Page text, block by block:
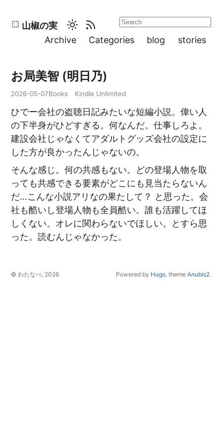
山椒の実
Archive
Categories blog stories
お局美智 (明日乃)
2026-05-07Books Kindle Unlimited
ひでー会社の盗聴日記みたいな短編小説。偉い人
の下半身がひどすぎる。何なんだ。仕事しろよ。
建設会社じゃなくてアダルトグッズ会社の設定に
した方が良かったんじゃないの。
そんな感じ。何の共感もない。どの登場人物を取
っても共感できる要素がどこにも見当たらないん
だ…こんな小説アリなの果たして？ と思った。会
社も酷いし登場人物も全員酷い。誰も活躍してほ
しくない。オレに関わらないでほしい。とすら思
った。読むんじゃなかった。
© わたなべ, 2026 Powered by Hugo, theme Anubis2.